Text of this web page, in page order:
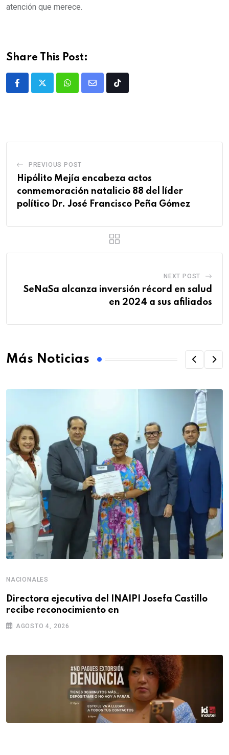
atención que merece.
Share This Post:
PREVIOUS POST
Hipólito Mejía encabeza actos
conmemoración natalicio 88 del líder
político Dr. José Francisco Peña Gómez
NEXT POST
SeNaSa alcanza inversión récord en salud
en 2024 a sus afiliados
Más Noticias
NACIONALES
Directora ejecutiva del INAIPI Josefa Castillo
recibe reconocimiento en
AGOSTO 4, 2026